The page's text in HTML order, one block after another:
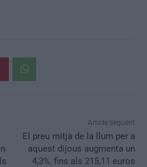
Article següent
El preu mitjà de la llum per a
aquest dijous augmenta un
4,3%, fins als 215,11 euros